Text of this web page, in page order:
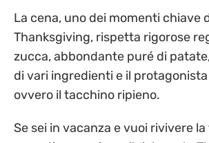
La cena, uno dei momenti chiave
Thanksgiving, rispetta rigorose
zucca, abbondante puré di
di vari ingredienti e il
ovvero il tacchino ripieno.
Se sei in vacanza e vuoi rivivere